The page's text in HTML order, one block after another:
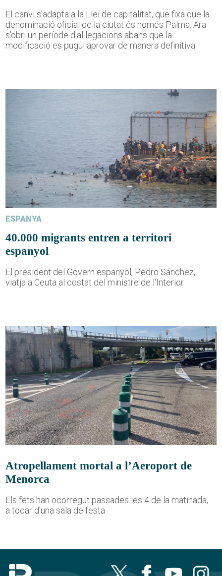
El canvi s'adapta a la Llei de capitalitat, que fixa que la
denominació oficial de la ciutat és només Palma. Ara
s'obri un període d'al·legacions abans que la
modificació es pugui aprovar de manera definitiva.
ESPANYA
40.000 migrants entren a territori
espanyol
El president del Govern espanyol, Pedro Sánchez,
viatja a Ceuta al costat del ministre de l'Interior
Atropellament mortal a l’Aeroport de
Menorca
Els fets han ocorregut passades les 4 de la matinada,
a tocar d'una sala de festa